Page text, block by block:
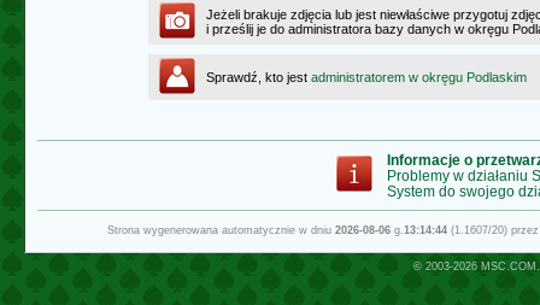
Jeżeli brakuje zdjęcia lub jest niewłaściwe przygotuj
i prześlij je do administratora bazy danych w okręgu
Sprawdź, kto jest administratorem w okręgu Podlaskim
Informacje o
Problemy w działaniu
System do swojego
Strona wygenerowana automatycznie w dniu 2026-08-06g.13:14:44(1.1607/20)
© 2003-2026